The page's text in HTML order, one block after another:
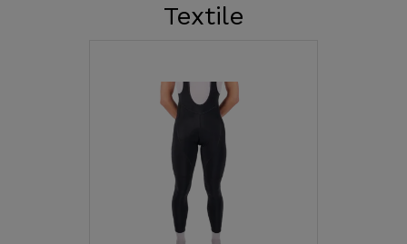
Textile